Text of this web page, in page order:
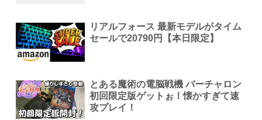
リアルフォース 最新モデルがタイム
セールで20790円【本日限定】
とある魔術の電脳戦機 バーチャロン
初回限定版ゲットぉ！懐かすぎて速
攻プレイ！